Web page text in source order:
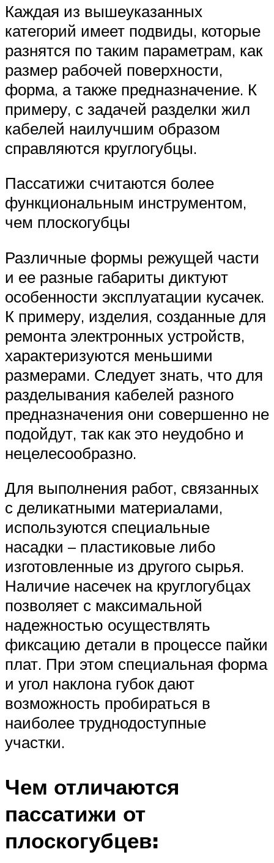
Каждая из вышеуказанных
категорий имеет подвиды, которые
разнятся по таким параметрам, как
размер рабочей поверхности,
форма, а также предназначение. К
примеру, с задачей разделки жил
кабелей наилучшим образом
справляются круглогубцы.
Пассатижи считаются более
функциональным инструментом,
чем плоскогубцы
Различные формы режущей части
и ее разные габариты диктуют
особенности эксплуатации кусачек.
К примеру, изделия, созданные для
ремонта электронных устройств,
характеризуются меньшими
размерами. Следует знать, что для
разделывания кабелей разного
предназначения они совершенно не
подойдут, так как это неудобно и
нецелесообразно.
Для выполнения работ, связанных
с деликатными материалами,
используются специальные
насадки – пластиковые либо
изготовленные из другого сырья.
Наличие насечек на круглогубцах
позволяет с максимальной
надежностью осуществлять
фиксацию детали в процессе пайки
плат. При этом специальная форма
и угол наклона губок дают
возможность пробираться в
наиболее труднодоступные
участки.
Чем отличаются
пассатижи от
плоскогубцев: